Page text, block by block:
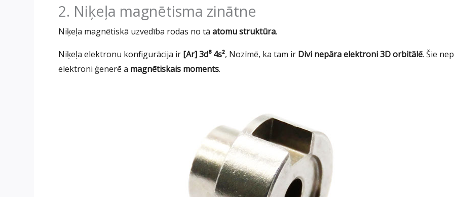
2. Niķeļa magnētisma zinātne
Niķeļa magnētiskā uzvedība rodas no tā atomu struktūra.
Niķeļa elektronu konfigurācija ir [Ar] 3d⁸ 4s², Nozīmē, ka tam ir Divi nepāra elektroni 3D orbitālē. Šie
elektroni ģenerē a magnētiskais moments.